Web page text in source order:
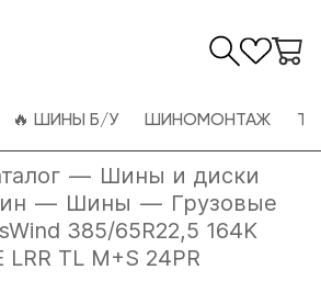
🔥 ШИНЫ Б/У ШИНОМОНТАЖ
— Шины и диски
— Шины — Грузовые
385/65R22,5 164K
LRR TL M+S 24PR